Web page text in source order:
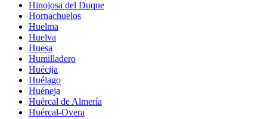
Hinojosa del Duque
Hornachuelos
Huelma
Huelva
Huesa
Humilladero
Huécija
Huélago
Huéneja
Huércal de Almería
Huércal-Overa